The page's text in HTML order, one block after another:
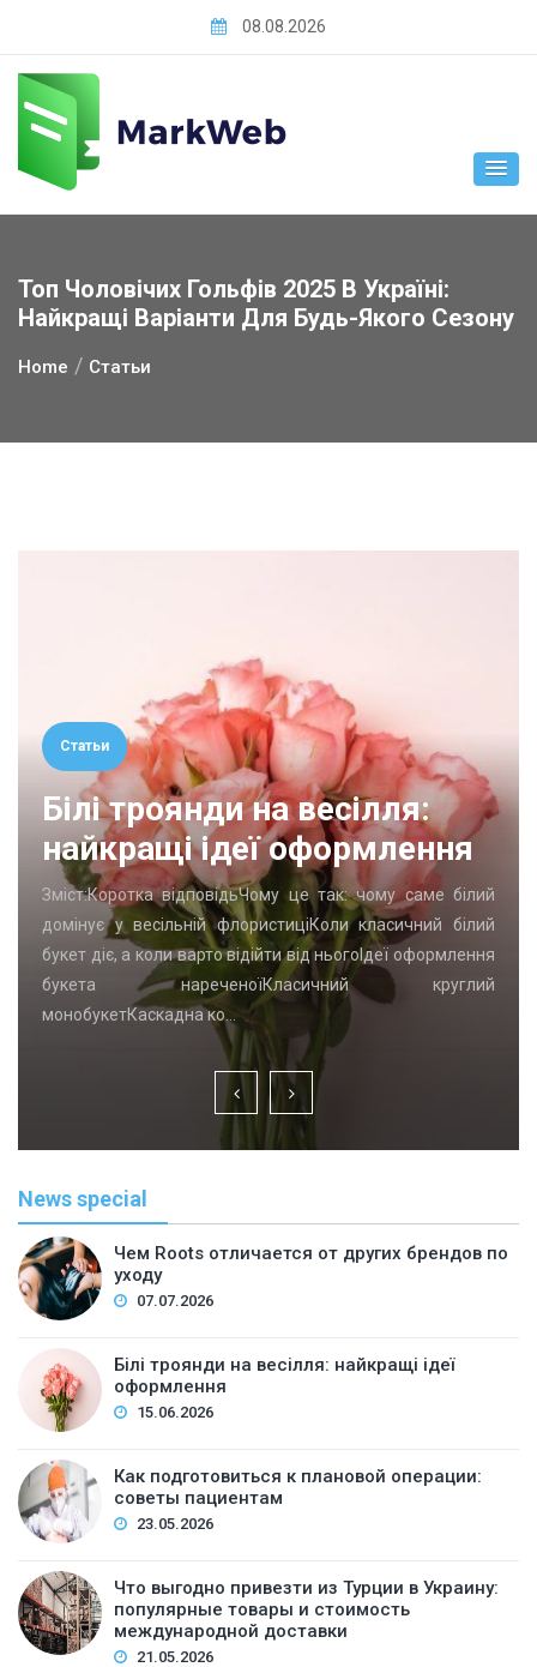
content
08.08.2026
Топ Чоловічих Гольфів 2025 В Україні:
Найкращі Варіанти Для Будь-Якого Сезону
Home Статьи
Статьи
Білі троянди на весілля:
найкращі ідеї оформлення
Зміст:Коротка відповідьЧому це так: чому саме білий
домінує у весільній флористиціКоли класичний білий
букет діє, а коли варто відійти від ньогоІдеї оформлення
букета нареченоїКласичний круглий
монобукетКаскадна ко…
News special
Чем Roots отличается от других брендов по
уходу
07.07.2026
Білі троянди на весілля: найкращі ідеї
оформлення
15.06.2026
Как подготовиться к плановой операции:
советы пациентам
23.05.2026
Что выгодно привезти из Турции в Украину:
популярные товары и стоимость
международной доставки
21.05.2026